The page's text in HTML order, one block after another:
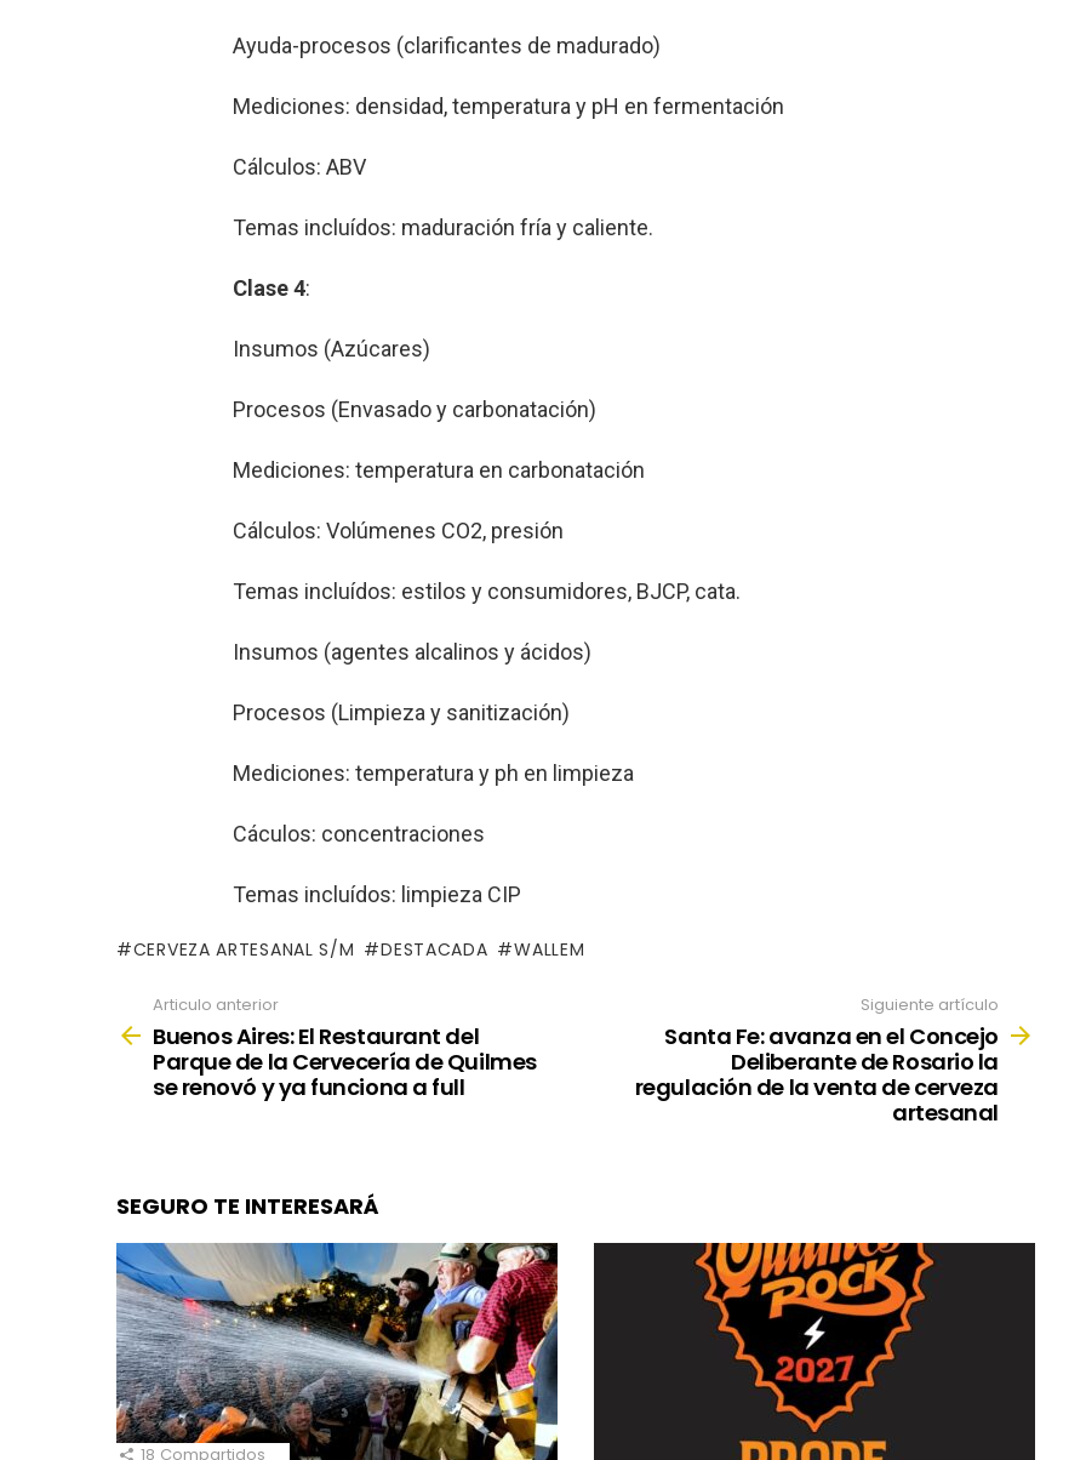
Ayuda-procesos (clarificantes de madurado)
Mediciones: densidad, temperatura y pH en fermentación
Cálculos: ABV
Temas incluídos: maduración fría y caliente.
Clase 4:
Insumos (Azúcares)
Procesos (Envasado y carbonatación)
Mediciones: temperatura en carbonatación
Cálculos: Volúmenes CO2, presión
Temas incluídos: estilos y consumidores, BJCP, cata.
Insumos (agentes alcalinos y ácidos)
Procesos (Limpieza y sanitización)
Mediciones: temperatura y ph en limpieza
Cáculos: concentraciones
Temas incluídos: limpieza CIP
CERVEZA ARTESANAL S/M DESTACADA WALLEM
more
Articulo anterior
Buenos Aires: El Restaurant del
Parque de la Cervecería de Quilmes
se renovó y ya funciona a full
Siguiente artículo
Santa Fe: avanza en el Concejo
Deliberante de Rosario la
regulación de la venta de cerveza
artesanal
SEGURO TE INTERESARÁ
18 Compartidos